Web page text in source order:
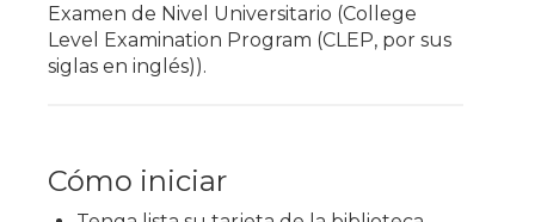
Examen de Nivel Universitario (College
Level Examination Program (CLEP, por sus
siglas en inglés)).
Cómo iniciar